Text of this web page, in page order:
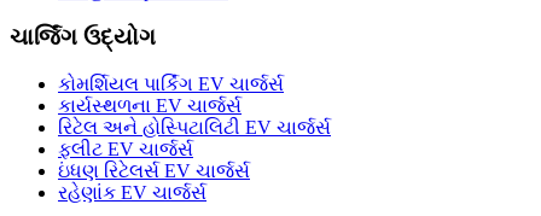
ચાર્જિંગ ઉદ્યોગ
કોમર્શિયલ પાર્કિંગ EV ચાર્જર્સ
કાર્યસ્થળના EV ચાર્જર્સ
રિટેલ અને હોસ્પિટાલિટી EV ચાર્જર્સ
ફ્લીટ EV ચાર્જર્સ
ઇંધણ રિટેલર્સ EV ચાર્જર્સ
રહેણાંક EV ચાર્જર્સ